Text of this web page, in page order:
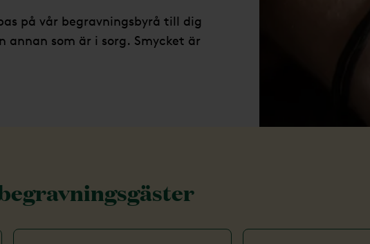
på vår begravningsbyrå till dig
annan som är i sorg. Smycket är